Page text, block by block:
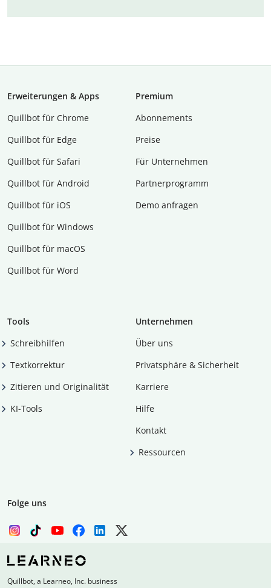
Erweiterungen & Apps
Quillbot für Chrome
Quillbot für Edge
Quillbot für Safari
Quillbot für Android
Quillbot für iOS
Quillbot für Windows
Quillbot für macOS
Quillbot für Word
Premium
Abon­ne­ments
Preise
Für Unternehmen
Partnerprogramm
Demo anfragen
Tools
Schreibhilfen
Textkorrektur
Zitieren und Originalität
KI-Tools
Unternehmen
Über uns
Privatsphäre & Sicherheit
Karriere
Hilfe
Kontakt
Ressourcen
Folge uns
Quillbot, a Learneo, Inc. business